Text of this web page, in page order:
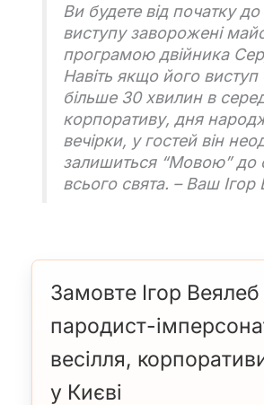
Ви будете від початку
виступу заворожені
програмою двійника
Навіть якщо його виступ
більше 30 хвилин в
корпоративу, дня
вечірки, у гостей він
залишиться “Мовою” до
всього свята. – Ваш Ігор
Замовте Ігор
пародист-
весілля,
у Києві